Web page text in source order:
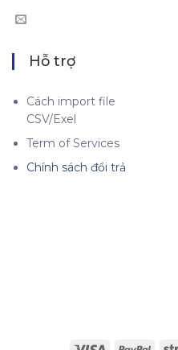
Hỗ trợ
Cách import file
CSV/Exel
Term of Services
Chính sách đổi trả